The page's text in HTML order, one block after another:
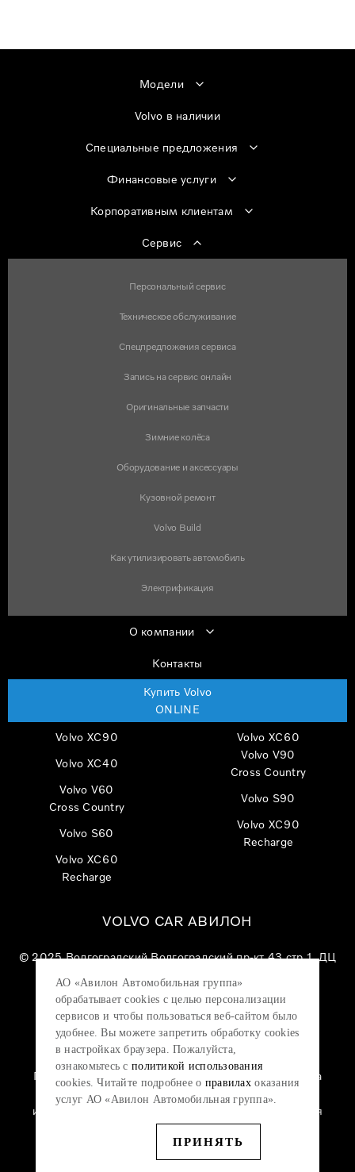
АО «Авилон Автомобильная группа»
обрабатывает cookies с целью персонализации
сервисов и чтобы пользоваться веб-сайтом было
удобнее. Вы можете запретить обработку сookies
в настройках браузера. Пожалуйста,
ознакомьтесь с политикой использования
cookies. Читайте подробнее о правилахоказания
услуг АО «Авилон Автомобильная группа».
ПРИНЯТЬ
Модели
Volvo в наличии
Специальные предложения
Финансовые услуги
Корпоративным клиентам
Сервис
Персональный сервис
Техническое обслуживание
Спецпредложения сервиса
Запись на сервис онлайн
Оригинальные запчасти
Зимние колёса
Оборудование и аксессуары
Кузовной ремонт
Volvo Build
Как утилизировать автомобиль
Электрификация
О компании
Контакты
Купить Volvo
ONLINE
Volvo XC90
Volvo XC60
Volvo XC40
Volvo V90
Cross Country
Volvo V60
Cross Country
Volvo S90
Volvo S60
Volvo XC90
Recharge
Volvo XC60
Recharge
VOLVO CAR АВИЛОН
© 2025Волгоградский Волгоградский пр-кт 43 стр 1, ДЦ
АО «Авилон АГ», ОГРН 1027700000151, ИНН
7705133757.
Политика конфиденциальности
Согласие на
обработку персональных данных
использования файлов cookie
Юридическая
информация